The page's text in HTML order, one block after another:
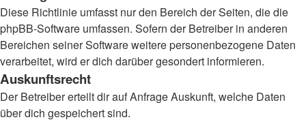
Diese Richtlinie umfasst nur den Bereich der Seiten, die die
phpBB-Software umfassen. Sofern der Betreiber in anderen
Bereichen seiner Software weitere personenbezogene Daten
verarbeitet, wird er dich darüber gesondert informieren.
Auskunftsrecht
Der Betreiber erteilt dir auf Anfrage Auskunft, welche Daten
über dich gespeichert sind.